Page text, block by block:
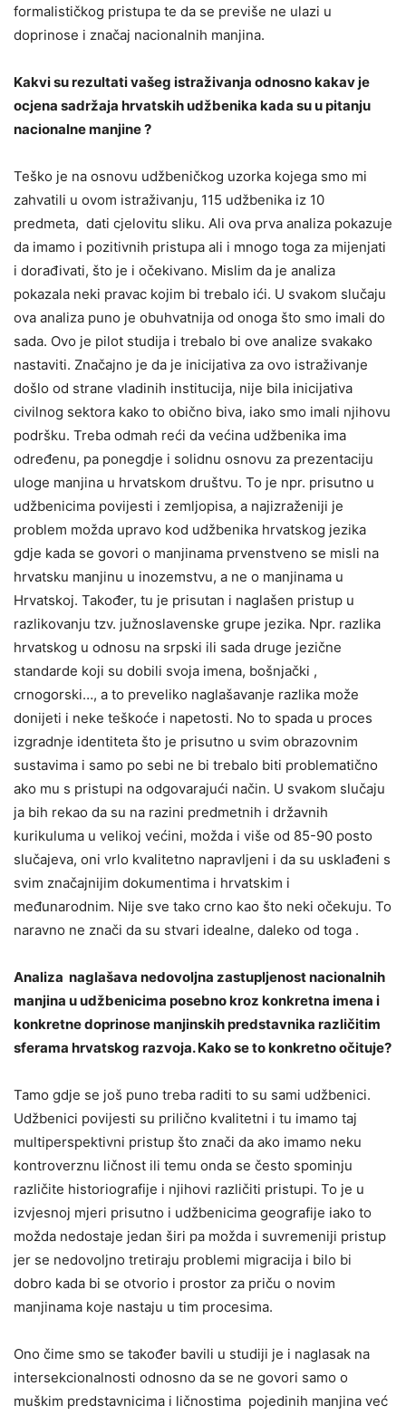
formalističkog pristupa te da se previše ne ulazi u
doprinose i značaj nacionalnih manjina.
Kakvi su rezultati vašeg istraživanja odnosno kakav je
ocjena sadržaja hrvatskih udžbenika kada su u pitanju
nacionalne manjine ?
Teško je na osnovu udžbeničkog uzorka kojega smo mi
zahvatili u ovom istraživanju, 115 udžbenika iz 10
predmeta, dati cjelovitu sliku. Ali ova prva analiza pokazuje
da imamo i pozitivnih pristupa ali i mnogo toga za mijenjati
i dorađivati, što je i očekivano. Mislim da je analiza
pokazala neki pravac kojim bi trebalo ići. U svakom slučaju
ova analiza puno je obuhvatnija od onoga što smo imali do
sada. Ovo je pilot studija i trebalo bi ove analize svakako
nastaviti. Značajno je da je inicijativa za ovo istraživanje
došlo od strane vladinih institucija, nije bila inicijativa
civilnog sektora kako to obično biva, iako smo imali njihovu
podršku. Treba odmah reći da većina udžbenika ima
određenu, pa ponegdje i solidnu osnovu za prezentaciju
uloge manjina u hrvatskom društvu. To je npr. prisutno u
udžbenicima povijesti i zemljopisa, a najizraženiji je
problem možda upravo kod udžbenika hrvatskog jezika
gdje kada se govori o manjinama prvenstveno se misli na
hrvatsku manjinu u inozemstvu, a ne o manjinama u
Hrvatskoj. Također, tu je prisutan i naglašen pristup u
razlikovanju tzv. južnoslavenske grupe jezika. Npr. razlika
hrvatskog u odnosu na srpski ili sada druge jezične
standarde koji su dobili svoja imena, bošnjački ,
crnogorski…, a to preveliko naglašavanje razlika može
donijeti i neke teškoće i napetosti. No to spada u proces
izgradnje identiteta što je prisutno u svim obrazovnim
sustavima i samo po sebi ne bi trebalo biti problematično
ako mu s pristupi na odgovarajući način. U svakom slučaju
ja bih rekao da su na razini predmetnih i državnih
kurikuluma u velikoj većini, možda i više od 85-90 posto
slučajeva, oni vrlo kvalitetno napravljeni i da su usklađeni s
svim značajnijim dokumentima i hrvatskim i
međunarodnim. Nije sve tako crno kao što neki očekuju. To
naravno ne znači da su stvari idealne, daleko od toga .
Analiza naglašava nedovoljna zastupljenost nacionalnih
manjina u udžbenicima posebno kroz konkretna imena i
konkretne doprinose manjinskih predstavnika različitim
sferama hrvatskog razvoja. Kako se to konkretno očituje?
Tamo gdje se još puno treba raditi to su sami udžbenici.
Udžbenici povijesti su prilično kvalitetni i tu imamo taj
multiperspektivni pristup što znači da ako imamo neku
kontroverznu ličnost ili temu onda se često spominju
različite historiografije i njihovi različiti pristupi. To je u
izvjesnoj mjeri prisutno i udžbenicima geografije iako to
možda nedostaje jedan širi pa možda i suvremeniji pristup
jer se nedovoljno tretiraju problemi migracija i bilo bi
dobro kada bi se otvorio i prostor za priču o novim
manjinama koje nastaju u tim procesima.
Ono čime smo se također bavili u studiji je i naglasak na
intersekcionalnosti odnosno da se ne govori samo o
muškim predstavnicima i ličnostima pojedinih manjina već